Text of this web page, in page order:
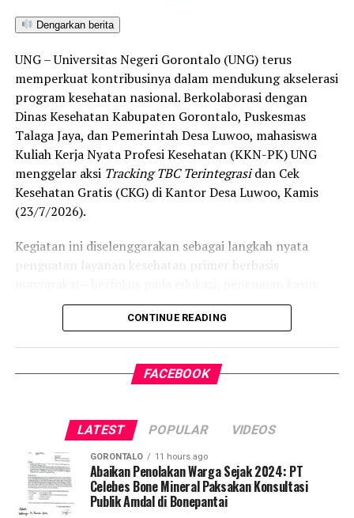
tertinggi di kawasan SulutGo sebagaimana dipaparkan
dalam Rakorwil TPAKD,” ungkap Wawali Indra Gobel
usai kegiatan.
Indra menambahkan, skor IKAD ini membuktikan bahwa
tingkat keterjangkauan, pemanfaatan, serta inklusivitas
layanan keuangan bagi masyarakat di Kota Gorontalo
berada di posisi terdepan.
menjadi indikator kuat atas keberhasilan pemerintah
daerah dalam mendorong masyarakat agar makin
fasilitas jasa keuangan yang berkelanjutan.
Dengarkan berita
UNG – Universitas Negeri Gorontalo (UNG) terus
memperkuat kontribusinya dalam mendukung akselerasi
program kesehatan nasional. Berkolaborasi dengan
Dinas Kesehatan Kabupaten Gorontalo, Puskesmas
Talaga Jaya, dan Pemerintah Desa Luwoo, mahasiswa
Kuliah Kerja Nyata Profesi Kesehatan (KKN-PK) UNG
menggelar aksi Tracking TBC Terintegrasidan Cek
Kesehatan Gratis (CKG) di Kantor Desa Luwoo, Kamis
(23/7/2026).
Kegiatan ini diselenggarakan sebagai langkah nyata
penguatan layanan kesehatan primer berbasis
case finding), deteksi dini, serta pemutusan rantai
penularan tuberkulosis (TBC) yang masih menjadi salah
Pelaksanaan program ini didampingi secara langsung
M.Kes., dr. Siti Rakhmatia P. Th. Kum, M.Biomed., Ns. Nur
Ayun R. Yusuf, S.Kep., M.Kep., dan Ns. Sartika, S.Kep.,
M.Kep. Pendampingan akademis ini memastikan seluruh
alur intervensi medis dan edukasi berjalan sesuai standar
prosedur operasional.
CONTINUE READING
FACEBOOK
LATEST POPULAR VIDEOS
GORONTALO 11 hours ago
Abaikan Penolakan Warga Sejak 2024: PT
Celebes Bone Mineral Paksakan Konsultasi
Publik Amdal di Bonepantai